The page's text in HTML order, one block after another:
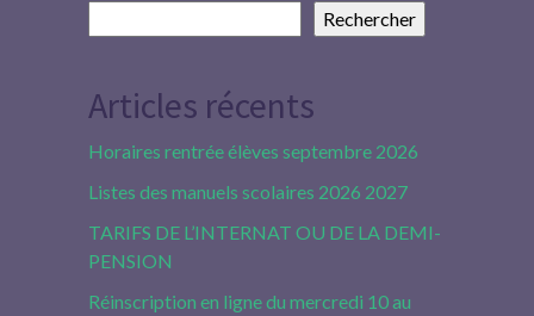
Rechercher
Articles récents
Horaires rentrée élèves septembre 2026
Listes des manuels scolaires 2026 2027
TARIFS DE L’INTERNAT OU DE LA DEMI-
PENSION
Réinscription en ligne du mercredi 10 au